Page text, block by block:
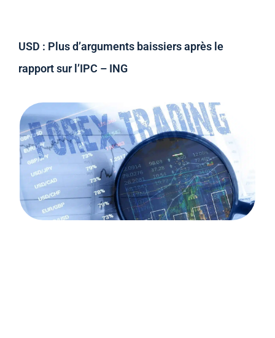
USD : Plus d’arguments baissiers après le
rapport sur l’IPC – ING